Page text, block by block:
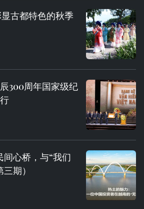
古都特色的秋季
300周年国家级纪
间心桥，与“我们
期）